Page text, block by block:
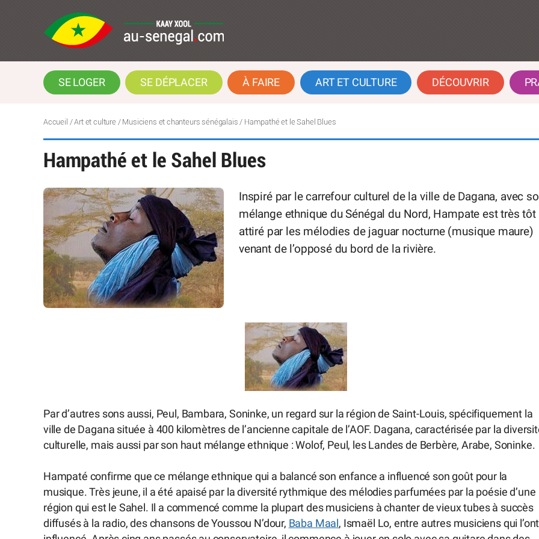
SE LOGER SE DÉPLACER À FAIRE ART ET CULTURE DÉCOUVRIR
Accueil /Art et culture / Musiciens et chanteurs sénégalais / Hampathé et le Sahel Blues
Hampathé et le Sahel Blues
Inspiré par le carrefour culturel de la ville de Dagana, avec
mélange ethnique du Sénégal du Nord, Hampate est très tôt
attiré par les mélodies de jaguar nocturne (musique maure)
venant de l’opposé du bord de la rivière.
Par d’autres sons aussi, Peul, Bambara, Soninke, un regard sur la région de Saint-Louis, spécifiquement la
ville de Dagana située à 400 kilomètres de l’ancienne capitale de l’AOF. Dagana, caractérisée par la
culturelle, mais aussi par son haut mélange ethnique : Wolof, Peul, les Landes de Berbère, Arabe, Soninke.
Hampaté confirme que ce mélange ethnique qui a balancé son enfance a influencé son goût pour la
musique. Très jeune, il a été apaisé par la diversité rythmique des mélodies parfumées par la poésie d’une
région qui est le Sahel. Il a commencé comme la plupart des musiciens à chanter de vieux tubes à succès
diffusés à la radio, des chansons de Youssou N’dour, Baba Maal , Ismaël Lo, entre autres musiciens qui l’ont